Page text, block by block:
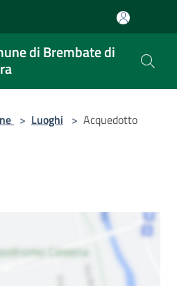
di Brembate di
> Luoghi > Acquedotto